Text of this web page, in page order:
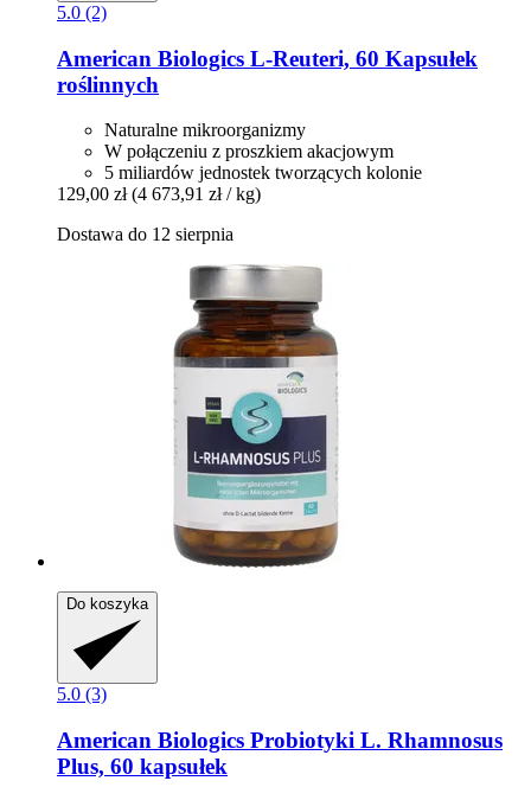
5.0 (2)
American Biologics L-​Reuteri, 60 Kapsułek
roślinnych
Naturalne mikroorganizmy
W połączeniu z proszkiem akacjowym
5 miliardów jednostek tworzących kolonie
129,00 zł (4 673,91 zł / kg)
Dostawa do 12 sierpnia
Do koszyka
5.0 (3)
American Biologics Probiotyki L. Rhamnosus
Plus, 60 kapsułek